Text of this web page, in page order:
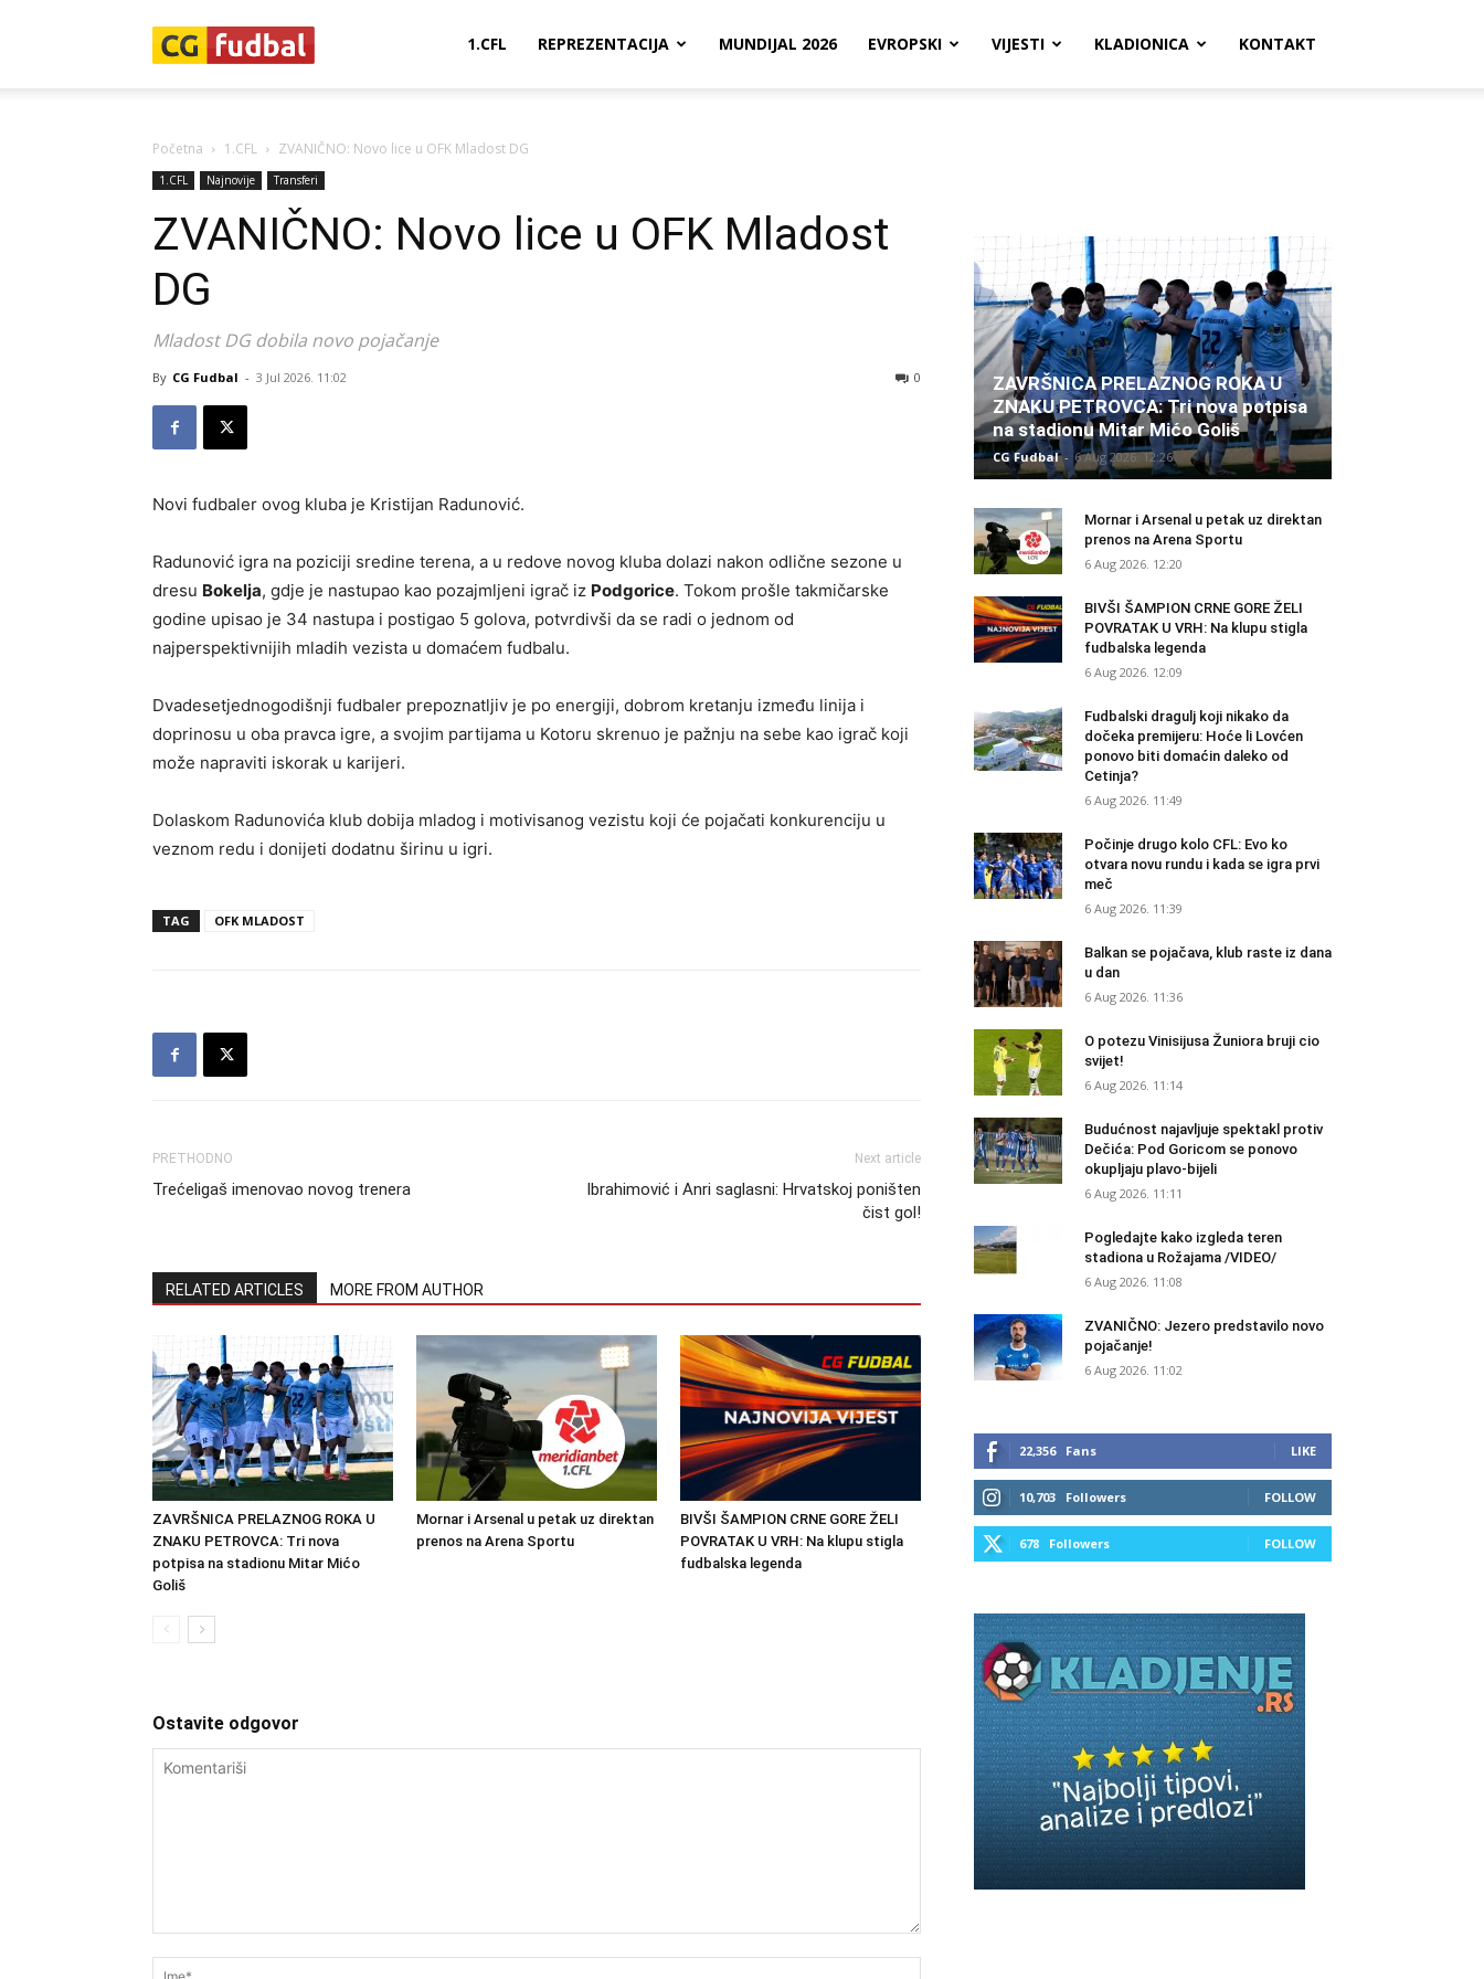
1.CFL REPREZENTACIJA MUNDIJAL 2026 EVROPSKI VIJESTI KLADIONICA KONTAKT
Početna 1.CFL ZVANIČNO: Novo lice u OFK Mladost DG
1.CFL Najnovije Transferi
ZVANIČNO: Novo lice u OFK Mladost
DG
Mladost DG dobila novo pojačanje
By CG Fudbal - 3 Jul 2026. 11:02 0
Novi fudbaler ovog kluba je Kristijan Radunović.
Radunović igra na poziciji sredine terena, a u redove novog kluba dolazi nakon odlične sezone u
dresu Bokelja, gdje je nastupao kao pozajmljeni igrač iz Podgorice. Tokom prošle takmičarske
godine upisao je 34 nastupa i postigao 5 golova, potvrdivši da se radi o jednom od
najperspektivnijih mladih vezista u domaćem fudbalu.
Dvadesetjednogodišnji fudbaler prepoznatljiv je po energiji, dobrom kretanju između linija i
doprinosu u oba pravca igre, a svojim partijama u Kotoru skrenuo je pažnju na sebe kao igrač koji
može napraviti iskorak u karijeri.
Dolaskom Radunovića klub dobija mladog i motivisanog vezistu koji će pojačati konkurenciju u
veznom redu i donijeti dodatnu širinu u igri.
TAG OFK MLADOST
PRETHODNO
Trećeligaš imenovao novog trenera
Next article
Ibrahimović i Anri saglasni: Hrvatskoj poništen
čist gol!
RELATED ARTICLES MORE FROM AUTHOR
ZAVRŠNICA PRELAZNOG ROKA U
ZNAKU PETROVCA: Tri nova
potpisa na stadionu Mitar Mićo
Goliš
Mornar i Arsenal u petak uz direktan
prenos na Arena Sportu
BIVŠI ŠAMPION CRNE GORE ŽELI
POVRATAK U VRH: Na klupu stigla
fudbalska legenda
Ostavite odgovor
ZAVRŠNICA PRELAZNOG ROKA U
ZNAKU PETROVCA: Tri nova potpisa
na stadionu Mitar Mićo Goliš
CG Fudbal - 6 Aug 2026. 12:26
Mornar i Arsenal u petak uz direktan
prenos na Arena Sportu
6 Aug 2026. 12:20
BIVŠI ŠAMPION CRNE GORE ŽELI
POVRATAK U VRH: Na klupu stigla
fudbalska legenda
6 Aug 2026. 12:09
Fudbalski dragulj koji nikako da
dočeka premijeru: Hoće li Lovćen
ponovo biti domaćin daleko od
Cetinja?
6 Aug 2026. 11:49
Počinje drugo kolo CFL: Evo ko
otvara novu rundu i kada se igra prvi
meč
6 Aug 2026. 11:39
Balkan se pojačava, klub raste iz dana
u dan
6 Aug 2026. 11:36
O potezu Vinisijusa Žuniora bruji cio
svijet!
6 Aug 2026. 11:14
Budućnost najavljuje spektakl protiv
Dečića: Pod Goricom se ponovo
okupljaju plavo-bijeli
6 Aug 2026. 11:11
Pogledajte kako izgleda teren
stadiona u Rožajama /VIDEO/
6 Aug 2026. 11:08
ZVANIČNO: Jezero predstavilo novo
pojačanje!
6 Aug 2026. 11:02
22,356 Fans LIKE
10,703 Followers FOLLOW
678 Followers FOLLOW